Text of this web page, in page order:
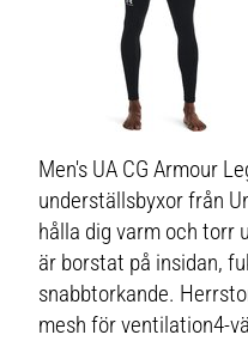
Men's UA CG Armour
underställsbyxor från
hålla dig varm och torr
är borstat på insidan,
snabbtorkande.
mesh för ventilation4-